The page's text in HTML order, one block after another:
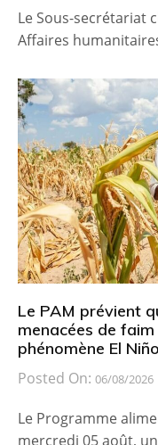
Le Sous-secrétariat
Affaires
Le PAM prévient
menacées de
phénomène El Niño
Posted On: 06/08/2026
Le Programme
mercredi 05 août,